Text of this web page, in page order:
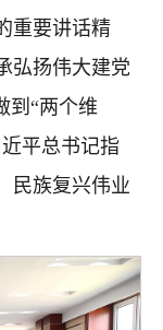
重要讲话精
弘扬伟大建党
到“两个维
平总书记指
民族复兴伟业